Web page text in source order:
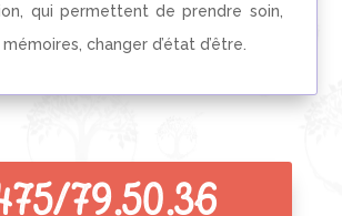
qui permettent de prendre soin,
changer d’état d’être.
79.50.36